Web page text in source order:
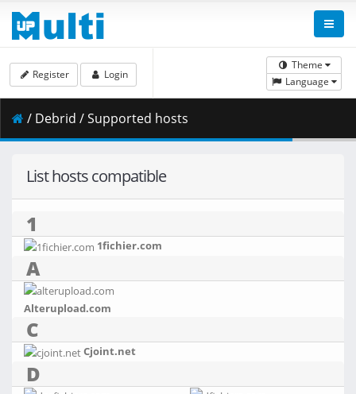
Theme
Language
Register Login
/ Debrid / Supported hosts
List hosts compatible
1
1fichier.com
A
Alterupload.com
C
Cjoint.net
D